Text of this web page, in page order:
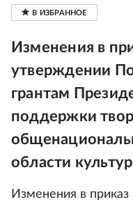
Изменения в
утверждении
грантам
поддержки
области
Изменения в